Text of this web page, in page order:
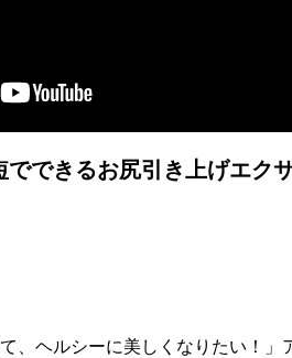
できるお尻引き上げエク
、ヘルシーに美しくなりたい！